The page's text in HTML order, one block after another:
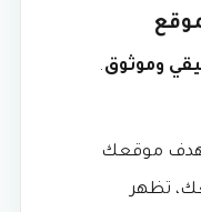
وموثوق.
موقعك
تظهر